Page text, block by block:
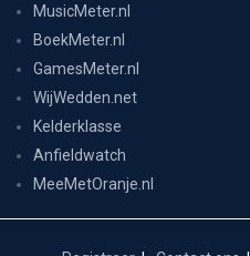
MusicMeter.nl
BoekMeter.nl
GamesMeter.nl
WijWedden.net
Kelderklasse
Anfieldwatch
MeeMetOranje.nl